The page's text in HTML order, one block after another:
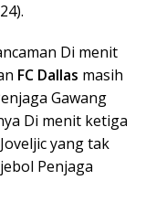
Di menit
FC Dallas masih
Gawang
Di menit ketiga
yang tak
Penjaga